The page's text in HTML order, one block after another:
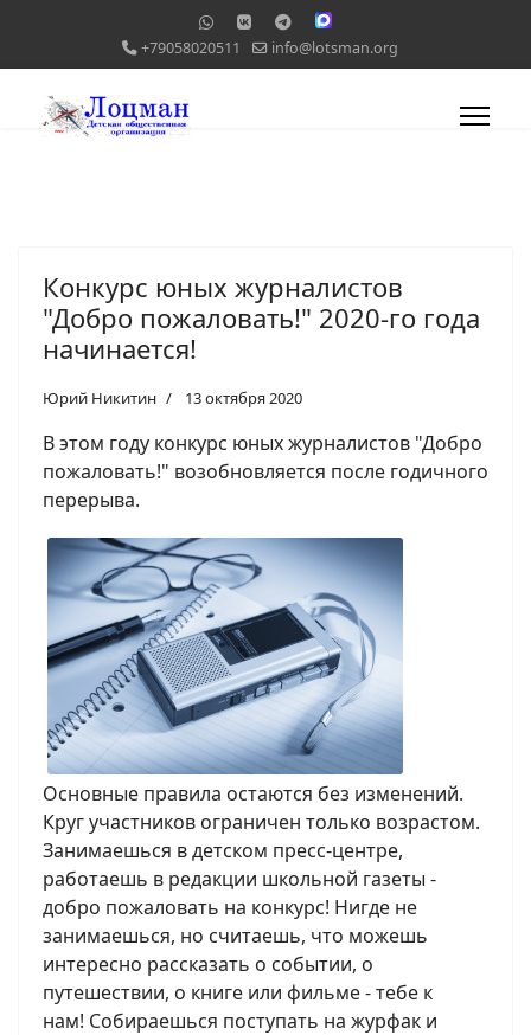
+79058020511 info@lotsman.org
Конкурс юных журналистов
"Добро пожаловать!" 2020-го года
начинается!
Юрий Никитин 13 октября 2020
В этом году конкурс юных журналистов "Добро
пожаловать!" возобновляется после годичного
перерыва.
Основные правила остаются без изменений.
Круг участников ограничен только возрастом.
Занимаешься в детском пресс-центре,
работаешь в редакции школьной газеты -
добро пожаловать на конкурс! Нигде не
занимаешься, но считаешь, что можешь
интересно рассказать о событии, о
путешествии, о книге или фильме - тебе к
нам! Собираешься поступать на журфак и